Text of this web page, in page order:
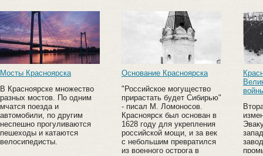
Мосты Красноярска
В Красноярске множество
разных мостов. По одним
мчатся поезда и
автомобили, по другим
неспешно прогуливаются
пешеходы и катаются
велосипедисты.
Основание Красноярска
"Российское могущество
прирастать будет Сибирью"
- писал М. Ломоносов.
Красноярск был основан в
1628 году для укрепления
российской мощи, и за век
с небольшим превратился
из военного острога в